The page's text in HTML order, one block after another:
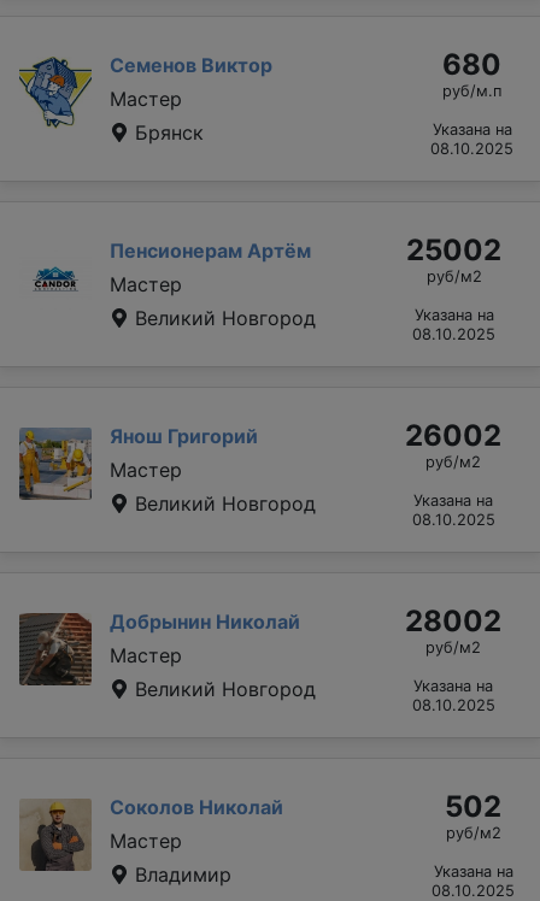
Семенов Виктор
Мастер
Брянск
680
руб/м.п
Указана на
08.10.2025
Пенсионерам Артём
Мастер
Великий Новгород
25002
руб/м2
Указана на
08.10.2025
Янош Григорий
Мастер
Великий Новгород
26002
руб/м2
Указана на
08.10.2025
Добрынин Николай
Мастер
Великий Новгород
28002
руб/м2
Указана на
08.10.2025
Соколов Николай
Мастер
Владимир
502
руб/м2
Указана на
08.10.2025